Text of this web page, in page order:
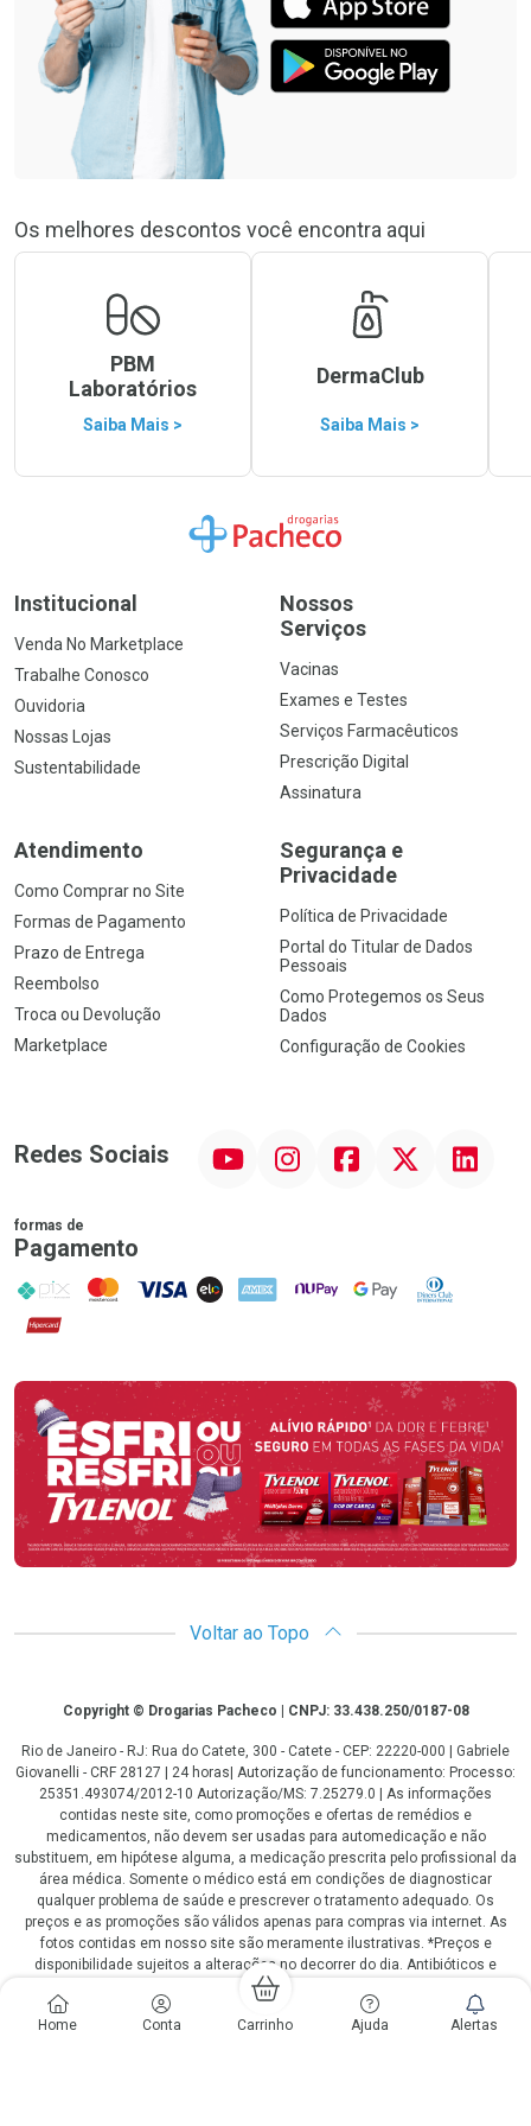
Home Conta Carrinho Ajuda Alertas
Os melhores descontos você encontra aqui
PBM
Laboratórios
Saiba Mais >
DermaClub
Saiba Mais >
Ir para a Home
Institucional
Venda No Marketplace
Trabalhe Conosco
Ouvidoria
Nossas Lojas
Sustentabilidade
Nossos
Serviços
Vacinas
Exames e Testes
Serviços Farmacêuticos
Prescrição Digital
Assinatura
Atendimento
Como Comprar no Site
Formas de Pagamento
Prazo de Entrega
Reembolso
Troca ou Devolução
Marketplace
Segurança e
Privacidade
Política de Privacidade
Portal do Titular de Dados
Pessoais
Como Protegemos os Seus
Dados
Configuração de Cookies
Redes Sociais InstagramFacebookTwitter Linkedin
formas de
Pagamento
PIX MasterCard
VISA ELO AMEX NuPay Google PayDiners Club
Hipercard
Promoção em Destaque
Voltar ao Topo
CopyrightCopyright © Drogarias Pacheco | CNPJ: 33.438.250/0187-08
Rio de Janeiro - RJ: Rua do Catete, 300 - Catete - CEP: 22220-000 | Gabriele
Giovanelli - CRF 28127 | 24 horas| Autorização de funcionamento: Processo:
25351.493074/2012-10 Autorização/MS: 7.25279.0 | As informações
contidas neste site, como promoções e ofertas de remédios e
medicamentos, não devem ser usadas para automedicação e não
substituem, em hipótese alguma, a medicação prescrita pelo profissional da
área médica. Somente o médico está em condições de diagnosticar
qualquer problema de saúde e prescrever o tratamento adequado. Os
preços e as promoções são válidos apenas para compras via internet. As
fotos contidas em nosso site são meramente ilustrativas. *Preços e
disponibilidade sujeitos a alterações no decorrer do dia. Antibióticos e
antimicrobianos vendas apenas em lojas físicas ou televendas. Portaria nº
344 - 01/02/1999 - Ministério da Saúde. Horário de funcionamento Central
de Vendas e Atendimento ao Cliente 4020 4404 ou 0800 282 10 10 de